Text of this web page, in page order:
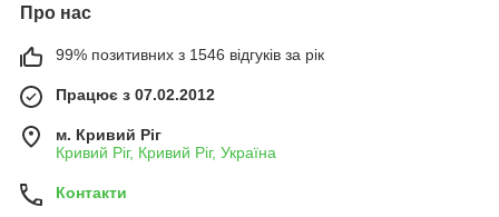
Про нас
99% позитивних з 1546 відгуків за рік
Працює з 07.02.2012
м. Кривий Ріг
Кривий Ріг, Кривий Ріг, Україна
Контакти